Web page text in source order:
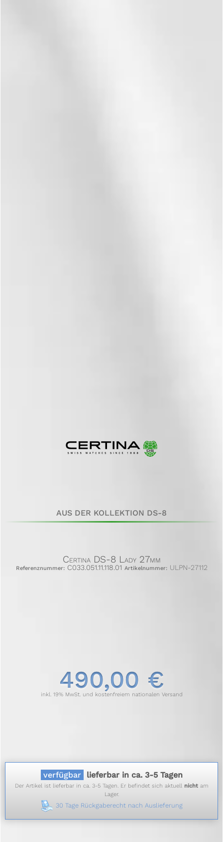
AUS DER KOLLEKTION DS-8
Certina DS-8 Lady 27mm
Referenznummer: C033.051.11.118.01 Artikelnummer:ULPN-27112
490,00 €
inkl. 19% MwSt. und kostenfreiem nationalen Versand
verfügbar lieferbar in ca. 3-5 Tagen
Der Artikel ist lieferbar in ca. 3-5 Tagen. Er befindet sich aktuell nichtam
Lager.
30 Tage Rückgaberecht nach Auslieferung